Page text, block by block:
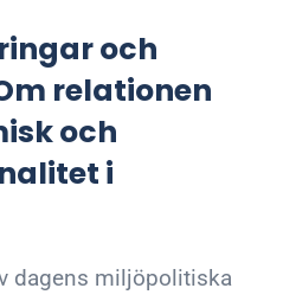
och
relationen
och
i
dagens miljöpolitiska